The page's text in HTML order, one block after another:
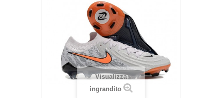
Visualizza
ingrandito